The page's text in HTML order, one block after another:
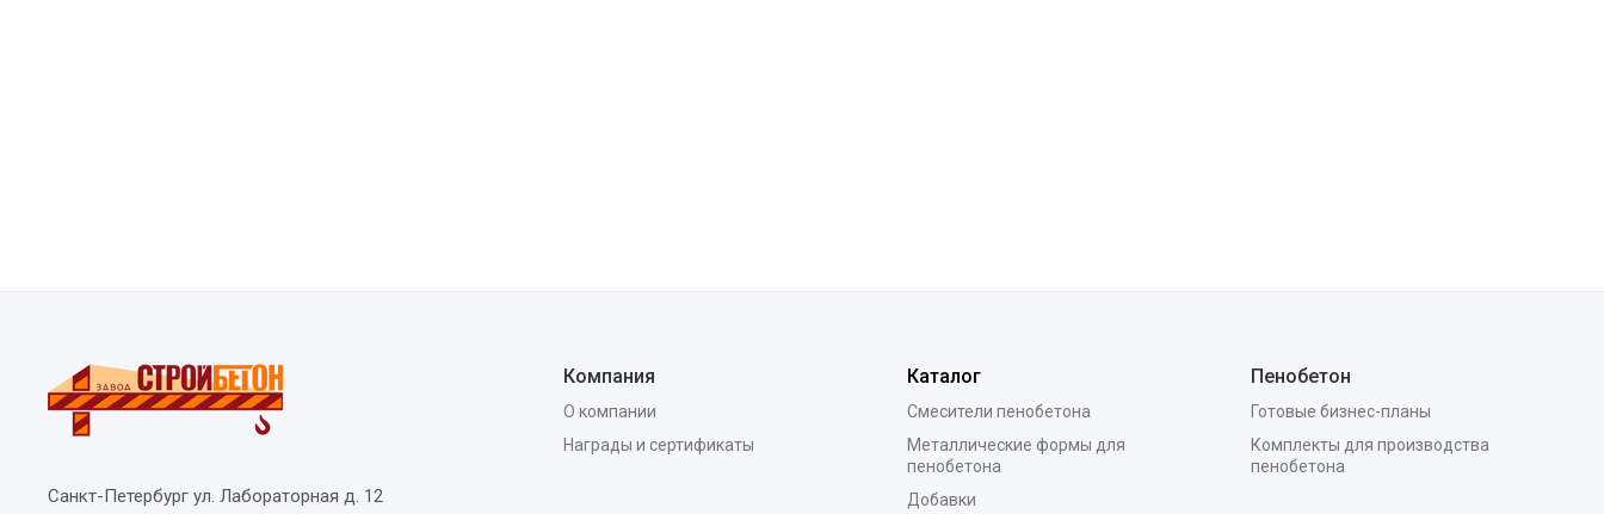
Санкт-Петербург ул. Лабораторная д. 12
Компания
О компании
Награды и сертификаты
Каталог
Смесители пенобетона
Металлические формы для
пенобетона
Добавки
Пенобетон
Готовые бизнес-планы
Комплекты для производства
пенобетона